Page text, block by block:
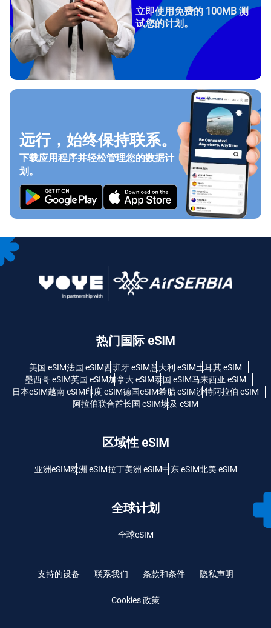
立即使用免费的 100MB 测
试您的计划。
远行，始终保持联系。
下载应用程序并轻松管理您的数据计
划。
热门国际 eSIM
美国 eSIM法国 eSIM西班牙 eSIM意大利 eSIM土耳其 eSIM
墨西哥 eSIM英国 eSIM加拿大 eSIM泰国 eSIM马来西亚 eSIM
日本eSIM越南 eSIM印度 eSIM德国eSIM希腊 eSIM沙特阿拉伯 eSIM
阿拉伯联合酋长国 eSIM埃及 eSIM
区域性 eSIM
亚洲eSIM欧洲 eSIM拉丁美洲 eSIM中东 eSIM北美 eSIM
全球计划
全球eSIM
支持的设备 联系我们 条款和条件 隐私声明
Cookies 政策